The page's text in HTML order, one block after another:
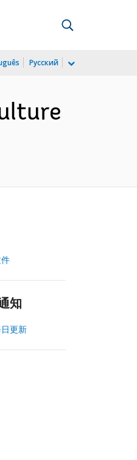
Русский
知
更新